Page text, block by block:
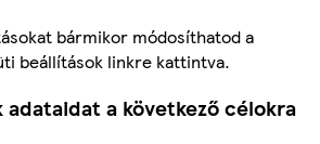
bármikor módosíthatod a
beállítások linkre kattintva.
a következő célokra